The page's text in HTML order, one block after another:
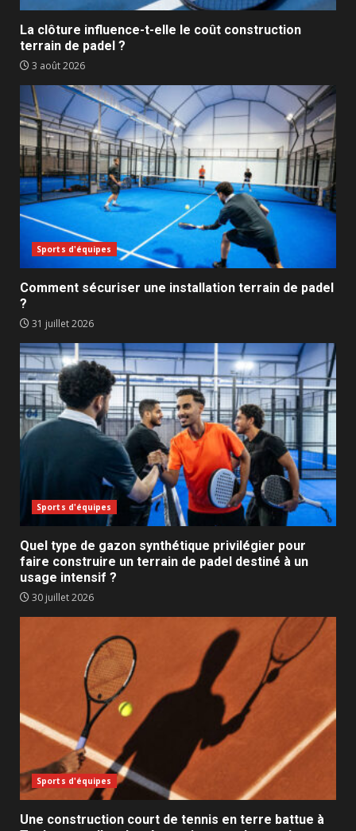
La clôture influence-t-elle le coût construction
terrain de padel ?
3 août 2026
Sports d'équipes
Comment sécuriser une installation terrain de padel
?
31 juillet 2026
Sports d'équipes
Quel type de gazon synthétique privilégier pour
faire construire un terrain de padel destiné à un
usage intensif ?
30 juillet 2026
Sports d'équipes
Une construction court de tennis en terre battue à